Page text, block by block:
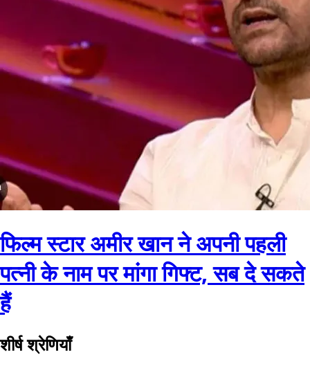
फिल्म स्टार अमीर खान ने अपनी पहली
पत्नी के नाम पर मांगा गिफ्ट, सब दे सकते
हैं
शीर्ष श्रेणियाँ